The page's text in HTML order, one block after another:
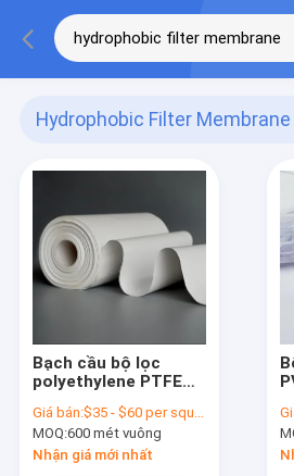
Hydrophobic Filter Membrane
Bạch cầu bộ lọc
polyethylene PTFE
lọc y tế
Giá bán:$35 - $60 per square meter
MOQ:600 mét vuông
Nhận giá mới nhất